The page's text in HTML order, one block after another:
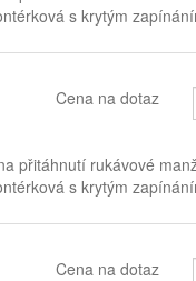
s krytým
Cena na dotaz
přitáhnutí rukávové
s krytým
Cena na dotaz